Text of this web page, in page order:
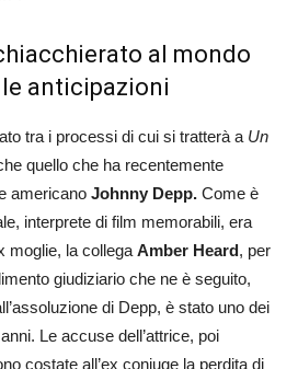
al mondo
le anticipazioni
tra i processi di cui si tratterà a Un
quello che ha recentemente
americano Johnny Depp. Come è
interprete di film memorabili, era
moglie, la collega Amber Heard, per
giudiziario che ne è seguito,
di Depp, è stato uno dei
Le accuse dell’attrice, poi
costate all’ex coniuge la perdita di